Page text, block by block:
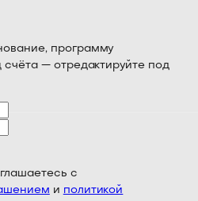
программу
— отредактируйте под
с
и политикой